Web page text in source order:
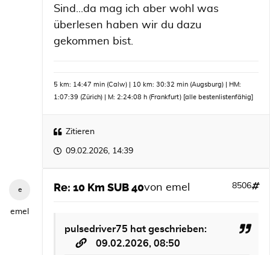
Sind...da mag ich aber wohl was
überlesen haben wir du dazu
gekommen bist.
5 km: 14:47 min (Calw) | 10 km: 30:32 min (Augsburg) | HM:
1:07:39 (Zürich) | M: 2:24:08 h (Frankfurt) [alle bestenlistenfähig]
Zitieren
09.02.2026, 14:39
emel
Re: 10 Km SUB 40 8506
von emel
pulsedriver75 hat geschrieben:
09.02.2026, 08:50